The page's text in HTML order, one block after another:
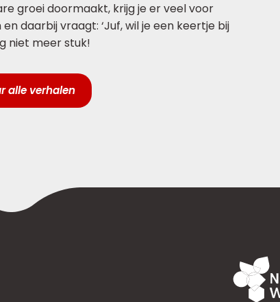
groei doormaakt, krijg je er veel voor
daarbij vraagt: ‘Juf, wil je een keertje bij
niet meer stuk!
alle verhalen